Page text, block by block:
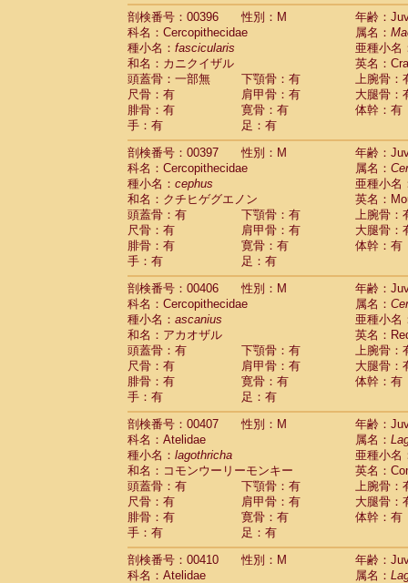
剖検番号：00396
性別：M
年齢：
科名：Cercopithecidae
属名：
種小名： fascicularis
亜種小名
和名：カニクイザル
英名：
頭蓋骨：一部無
下顎骨：有
上腕骨：
尺骨：有
肩甲骨：有
大腿骨：
腓骨：有
寛骨：有
体幹：有
手：有
足：有
剖検番号：00397
性別：M
年齢：
科名：Cercopithecidae
属名：
種小名： cephus
亜種小名
和名：クチヒゲグエノン
英名：
頭蓋骨：有
下顎骨：有
上腕骨：
尺骨：有
肩甲骨：有
大腿骨：
腓骨：有
寛骨：有
体幹：有
手：有
足：有
剖検番号：00406
性別：M
年齢：
科名：Cercopithecidae
属名：
種小名： ascanius
亜種小名
和名：アカオザル
英名：
頭蓋骨：有
下顎骨：有
上腕骨：
尺骨：有
肩甲骨：有
大腿骨：
腓骨：有
寛骨：有
体幹：有
手：有
足：有
剖検番号：00407
性別：M
年齢：
科名：Atelidae
属名：
種小名： lagothricha
亜種小名
和名：コモンウーリーモンキー
英名：
頭蓋骨：有
下顎骨：有
上腕骨：
尺骨：有
肩甲骨：有
大腿骨：
腓骨：有
寛骨：有
体幹：有
手：有
足：有
剖検番号：00410
性別：M
年齢：
科名：Atelidae
属名：